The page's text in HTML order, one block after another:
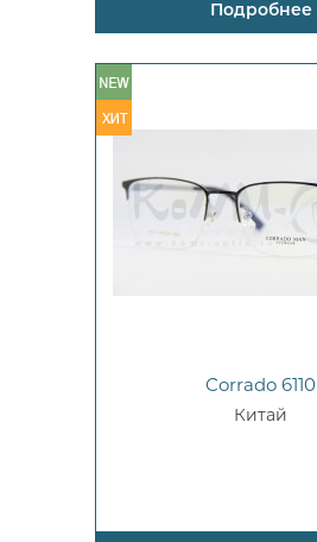
Подробнее
Corrado 6110
Китай